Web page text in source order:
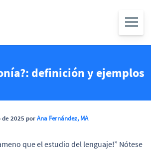
definición y ejemplos
de 2025 porAna Fernández, MA
que el estudio del lenguaje!” Nótese